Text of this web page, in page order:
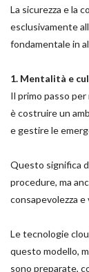
La sicurezza e la
esclusivamente
fondamentale in
1. Mentalità e
Il primo passo
è costruire un
e gestire le
Questo significa
procedure, ma
consapevolezza
Le tecnologie
questo modello,
sono preparate,